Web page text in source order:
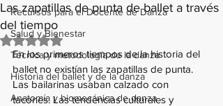
Recursos para el Docente de Danza
Salud y Bienestar
Técnica y metodología de la danza
Historia del ballet y de la danza
Anatomía y biomecánica de danza
Las zapatillas de punta de ballet a través
del tiempo
Obtuvo NaN de 5 estrellas.
En los primeros tiempos de la historia del
ballet no existían las zapatillas de punta.
Las bailarinas usaban calzado con
tacones. Las tendencias culturales y